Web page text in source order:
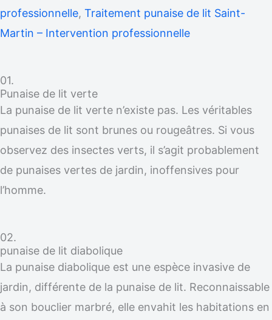
professionnelle, Traitement punaise de lit Saint-
Martin – Intervention professionnelle
01.
Punaise de lit verte
La punaise de lit verte n’existe pas. Les véritables
punaises de lit sont brunes ou rougeâtres. Si vous
observez des insectes verts, il s’agit probablement
de punaises vertes de jardin, inoffensives pour
l’homme.
02.
punaise de lit diabolique
La punaise diabolique est une espèce invasive de
jardin, différente de la punaise de lit. Reconnaissable
à son bouclier marbré, elle envahit les habitations en